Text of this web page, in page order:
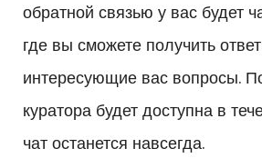
обратной связью у вас будет
где вы сможете получить
интересующие вас вопросы.
куратора будет доступна в
чат останется навсегда.